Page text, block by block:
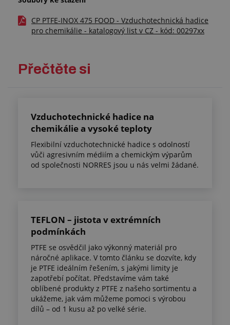
CP PTFE-INOX 475 FOOD - Vzduchotechnická hadice
pro chemikálie - katalogový list v CZ - kód: 00297xx
Přečtěte si
Vzduchotechnické hadice na
chemikálie a vysoké teploty
Flexibilní vzduchotechnické hadice s odolností
vůči agresivním médiím a chemickým výparům
od společnosti NORRES jsou u nás velmi žádané.
TEFLON – jistota v extrémních
podmínkách
PTFE se osvědčil jako výkonný materiál pro
náročné aplikace. V tomto článku se dozvíte, kdy
je PTFE ideálním řešením, s jakými limity je
zapotřebí počítat. Představíme vám také
oblíbené produkty z PTFE z našeho sortimentu a
ukážeme, jak vám můžeme pomoci s výrobou
dílů – od 1 kusu až po velké série.